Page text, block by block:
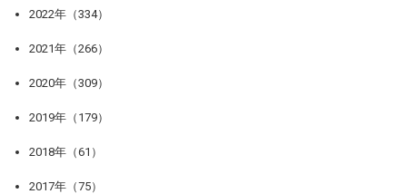
2022年（334）
2021年（266）
2020年（309）
2019年（179）
2018年（61）
2017年（75）